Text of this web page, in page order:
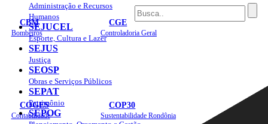
CBM
Bombeiros
CGE
Controladoria Geral
COGES
Contabilidade
COP30
Sustentabilidade Rondônia
Administração e Recursos
Humanos
SEJUCEL
Esporte, Cultura e Lazer
SEJUS
Justiça
SEOSP
Obras e Serviços Públicos
SEPAT
Patrimônio
SEPOG